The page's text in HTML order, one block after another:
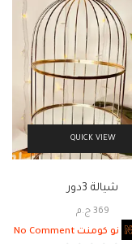
QUICK VIEW
شيالة 3دور
369 ج.م
نو كومنت No Comment